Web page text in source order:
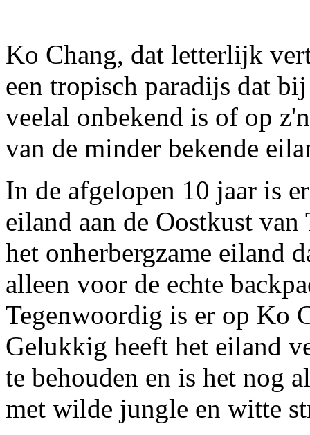
Ko Chang, dat letterlijk
een tropisch paradijs dat
veelal onbekend is of op
van de minder bekende
In de afgelopen 10 jaar is
eiland aan de Oostkust
het onherbergzame eiland
alleen voor de echte
Tegenwoordig is er op Ko
Gelukkig heeft het eiland
te behouden en is het nog
met wilde jungle en witte